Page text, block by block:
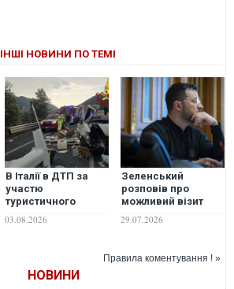
ІНШІ НОВИНИ ПО ТЕМІ
В Італії в ДТП за
участю
туристичного
шестеро людей,
03.08.2026
Зеленський
розповів про
можливий візит
впродовж двох
29.07.2026
Правила коментування ! »
НОВИНИ